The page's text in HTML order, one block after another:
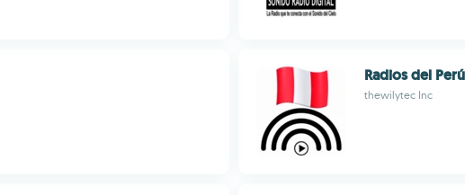
Radios del
thewilytec Inc